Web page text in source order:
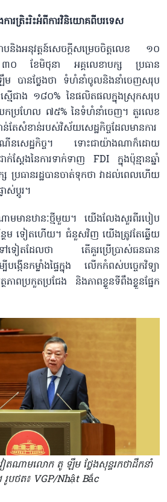
នុងការត្រិះរិះអំពីការវិនិយោគពីបរទេស
ាបនិងអនុវត្តន៍សេចក្តីសម្រេចចិត្តលេខ ១០
ទី ៣០ ខែមិថុនា អគ្គលេខាបក្ស ប្រធាន
បានថ្លែងថា ទំហំនាំចូលនិងនាំចេញសរុប
ស្មើជាង ១៨០% នៃផលិតផលក្នុងស្រុកសរុប
ប្រហែល ៧៥% នៃទំហំនាំចេញ។ តួរលេខ
ាន់តែសំខាន់របស់វិស័យសេដ្ឋកិច្ចដែលមានការ
ើនសេដ្ឋកិច្ច។ ទោះជាយ៉ាងណាក៏ដោយ
តែងនៃការទាក់ទាញ FDI ក្នុងប៉ុន្មានឆ្នាំ
ប្រធានរដ្ឋបានចាត់ទុកថា វាដល់ពេលហើយ
ស់ប្ដូរ។
ាមមានឋានៈថ្មីមួយ។ យើងលែងសួរពីរបៀប
ែម ទៀតហើយ។ ជំនួសវិញ យើងត្រូវតែឆ្លើយ
ៅទៀតដែលថា តើគួរប្រើប្រាស់ធនធាន
កើនកម្លាំងផ្ទៃក្នុង លើកកំពស់បច្ចេកវិទ្យា
ភាពប្រកួតប្រជែង និងភាពខ្លួនទីពឹងខ្លួនផ្នែក
វៀតណាមលោក តូ ឡឹម ថ្លែងសុន្ទរកថាដឹកនាំ
បថត៖ VGP/Nhật Bắc